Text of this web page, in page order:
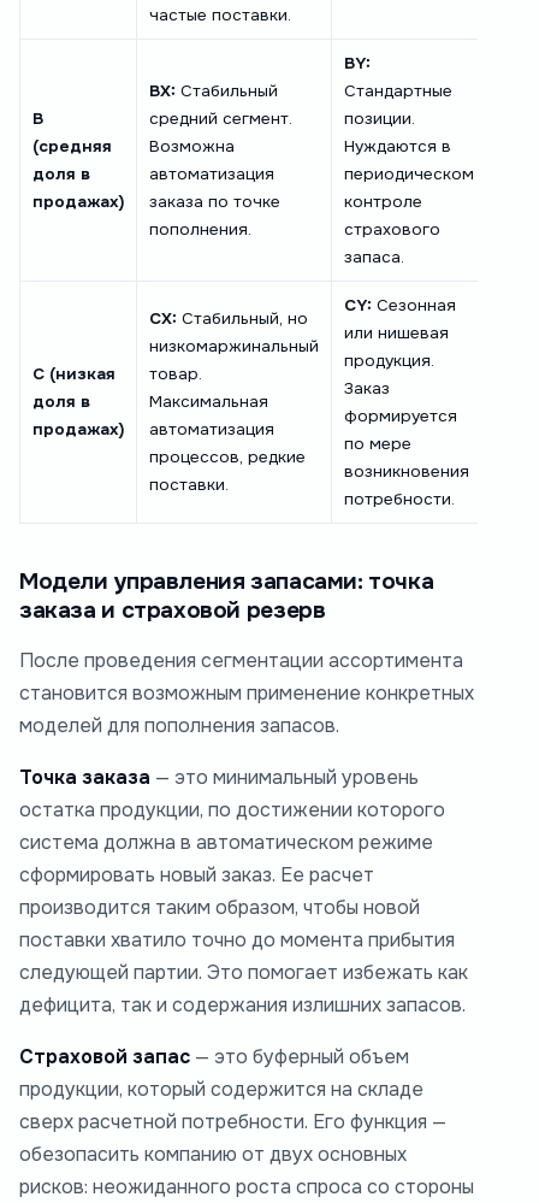
частые поставки.
B
(средняя
доля в
продажах)
BX: Стабильный
средний сегмент.
Возможна
автоматизация
заказа по точке
пополнения.
BY:
Стандартные
позиции.
Нуждаются в
периодическом
контроле
страхового
запаса.
C (низкая
доля в
продажах)
CX: Стабильный, но
низкомаржинальный
товар.
Максимальная
автоматизация
процессов, редкие
поставки.
CY: Сезонная
или нишевая
продукция.
Заказ
формируется
по мере
возникновения
потребности.
Модели управления запасами: точка
заказа и страховой резерв
После проведения сегментации ассортимента
становится возможным применение конкретных
моделей для пополнения запасов.
Точка заказа — это минимальный уровень
остатка продукции, по достижении которого
система должна в автоматическом режиме
сформировать новый заказ. Ее расчет
производится таким образом, чтобы новой
поставки хватило точно до момента прибытия
следующей партии. Это помогает избежать как
дефицита, так и содержания излишних запасов.
Страховой запас — это буферный объем
продукции, который содержится на складе
сверх расчетной потребности. Его функция —
обезопасить компанию от двух основных
рисков: неожиданного роста спроса со стороны